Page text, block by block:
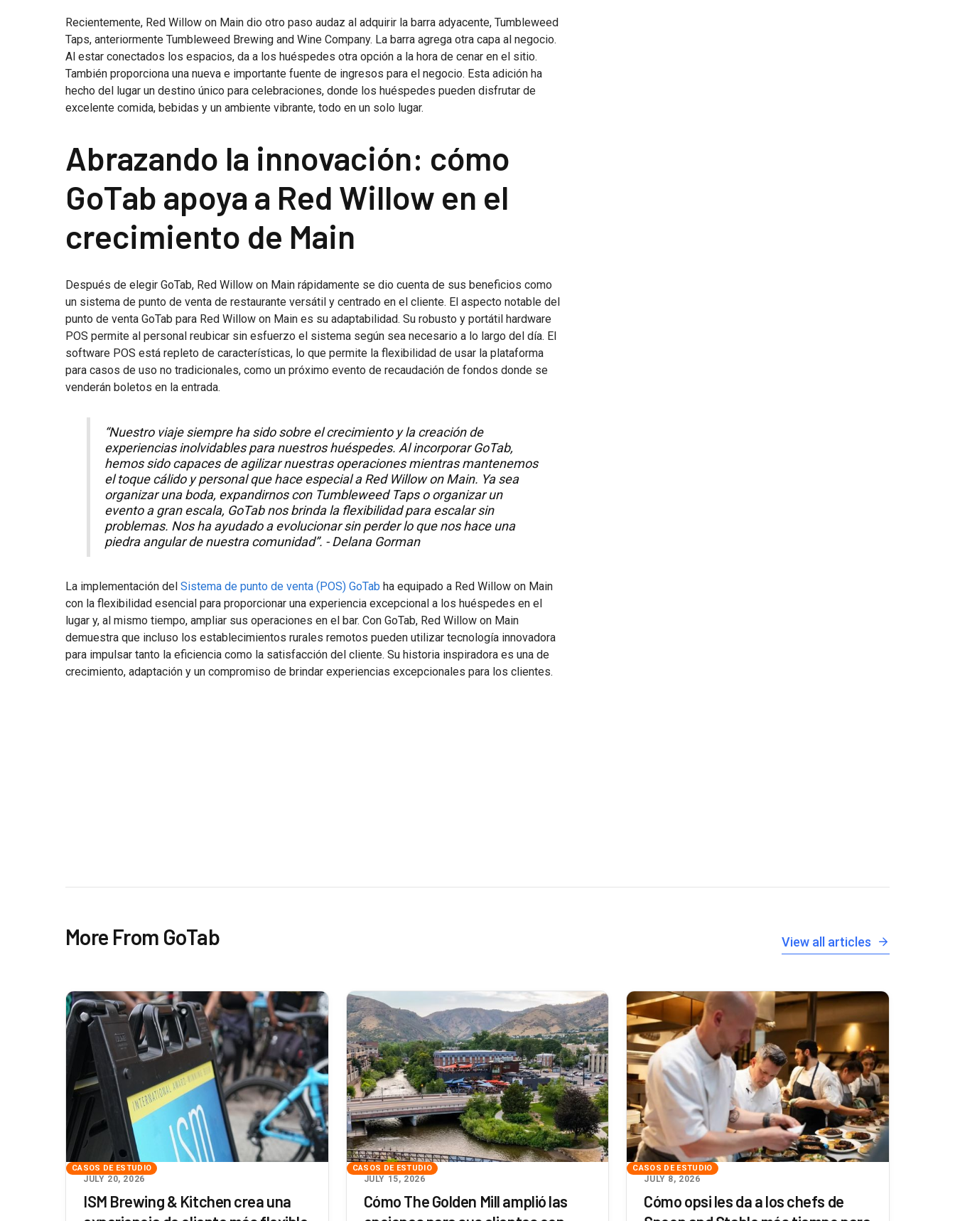
Recientemente, Red Willow on Main dio otro paso audaz al adquirir la barra adyacente, Tumbleweed
Taps, anteriormente Tumbleweed Brewing and Wine Company. La barra agrega otra capa al negocio.
Al estar conectados los espacios, da a los huéspedes otra opción a la hora de cenar en el sitio.
También proporciona una nueva e importante fuente de ingresos para el negocio. Esta adición ha
hecho del lugar un destino único para celebraciones, donde los huéspedes pueden disfrutar de
excelente comida, bebidas y un ambiente vibrante, todo en un solo lugar.
Abrazando la innovación: cómo
GoTab apoya a Red Willow en el
crecimiento de Main
Después de elegir GoTab, Red Willow on Main rápidamente se dio cuenta de sus beneficios como
un sistema de punto de venta de restaurante versátil y centrado en el cliente. El aspecto notable del
punto de venta GoTab para Red Willow on Main es su adaptabilidad. Su robusto y portátil hardware
POS permite al personal reubicar sin esfuerzo el sistema según sea necesario a lo largo del día. El
software POS está repleto de características, lo que permite la flexibilidad de usar la plataforma
para casos de uso no tradicionales, como un próximo evento de recaudación de fondos donde se
venderán boletos en la entrada.
“Nuestro viaje siempre ha sido sobre el crecimiento y la creación de
experiencias inolvidables para nuestros huéspedes. Al incorporar GoTab,
hemos sido capaces de agilizar nuestras operaciones mientras mantenemos
el toque cálido y personal que hace especial a Red Willow on Main. Ya sea
organizar una boda, expandirnos con Tumbleweed Taps o organizar un
evento a gran escala, GoTab nos brinda la flexibilidad para escalar sin
problemas. Nos ha ayudado a evolucionar sin perder lo que nos hace una
piedra angular de nuestra comunidad”. - Delana Gorman
La implementación del Sistema de punto de venta (POS) GoTab ha equipado a Red Willow on Main
con la flexibilidad esencial para proporcionar una experiencia excepcional a los huéspedes en el
lugar y, al mismo tiempo, ampliar sus operaciones en el bar. Con GoTab, Red Willow on Main
demuestra que incluso los establecimientos rurales remotos pueden utilizar tecnología innovadora
para impulsar tanto la eficiencia como la satisfacción del cliente. Su historia inspiradora es una de
crecimiento, adaptación y un compromiso de brindar experiencias excepcionales para los clientes.
More From GoTab View all articles
CASOS DE ESTUDIO
JULY 20, 2026
ISM Brewing & Kitchen crea una
CASOS DE ESTUDIO
JULY 15, 2026
Cómo The Golden Mill amplió las
CASOS DE ESTUDIO
JULY 8, 2026
Cómo opsi les da a los chefs de